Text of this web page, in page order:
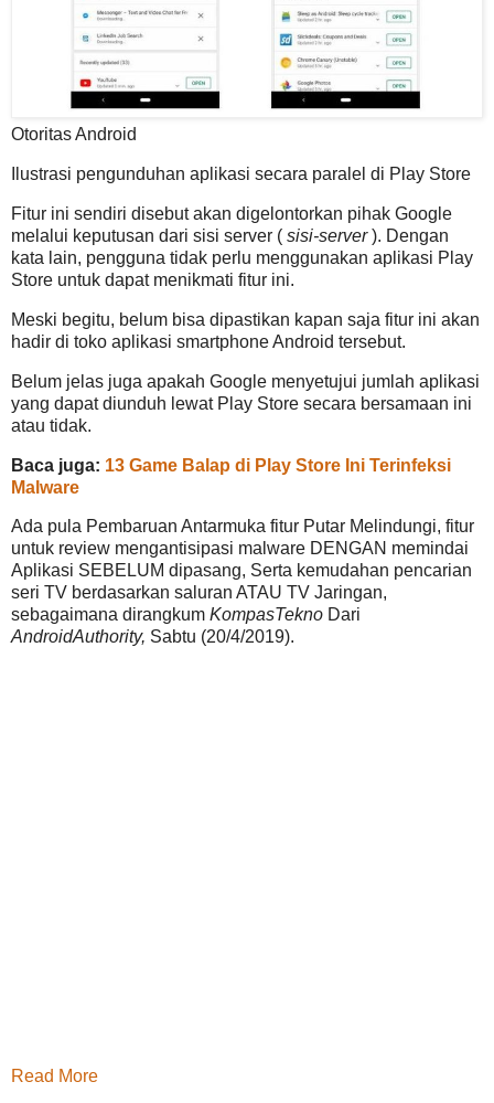
Otoritas Android
Ilustrasi pengunduhan aplikasi secara paralel di Play Store
Fitur ini sendiri disebut akan digelontorkan pihak Google
melalui keputusan dari sisi server ( sisi-server). Dengan
kata lain, pengguna tidak perlu menggunakan aplikasi Play
Store untuk dapat menikmati fitur ini.
Meski begitu, belum bisa dipastikan kapan saja fitur ini akan
hadir di toko aplikasi smartphone Android tersebut.
Belum jelas juga apakah Google menyetujui jumlah aplikasi
yang dapat diunduh lewat Play Store secara bersamaan ini
atau tidak.
Baca juga: 13 Game Balap di Play Store Ini Terinfeksi
Malware
Ada pula Pembaruan Antarmuka fitur Putar Melindungi, fitur
untuk review mengantisipasi malware DENGAN memindai
Aplikasi SEBELUM dipasang, Serta kemudahan pencarian
seri TV berdasarkan saluran ATAU TV Jaringan,
sebagaimana dirangkum KompasTekno Dari
AndroidAuthority, Sabtu (20/4/2019).
Read More